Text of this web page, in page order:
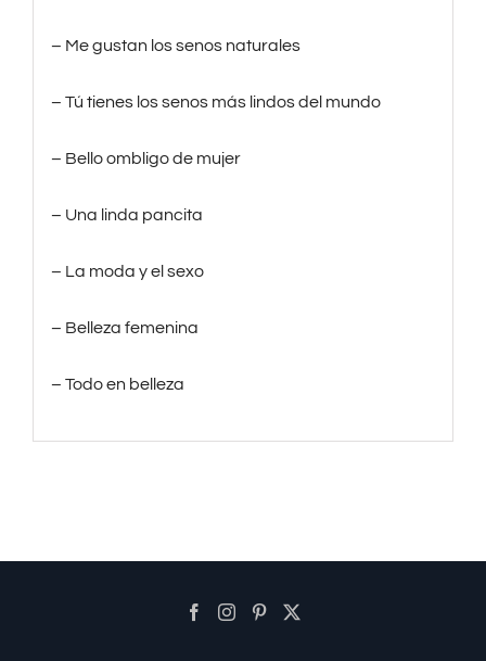
– Me gustan los senos naturales
– Tú tienes los senos más lindos del mundo
– Bello ombligo de mujer
– Una linda pancita
– La moda y el sexo
– Belleza femenina
– Todo en belleza